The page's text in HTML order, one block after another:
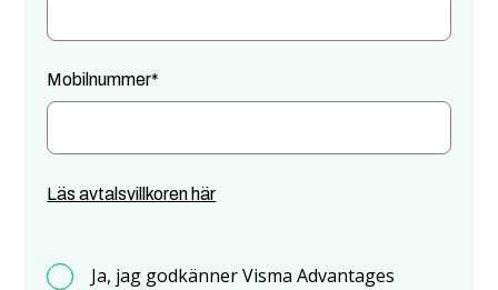
Mobilnummer*
Läs avtalsvillkoren här
Ja, jag godkänner Visma Advantages